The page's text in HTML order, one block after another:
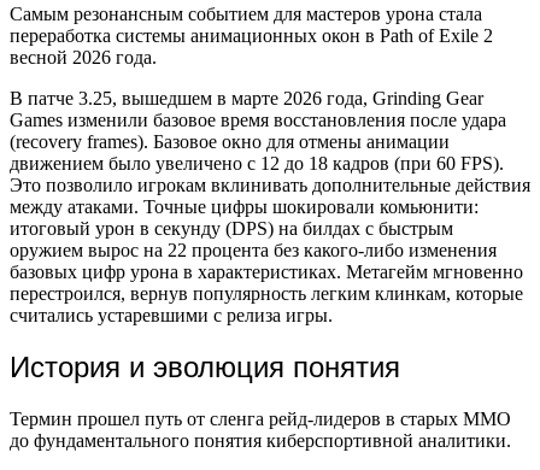
Самым резонансным событием для мастеров урона стала
переработка системы анимационных окон в Path of Exile 2
весной 2026 года.
В патче 3.25, вышедшем в марте 2026 года, Grinding Gear
Games изменили базовое время восстановления после удара
(recovery frames). Базовое окно для отмены анимации
движением было увеличено с 12 до 18 кадров (при 60 FPS).
Это позволило игрокам вклинивать дополнительные действия
между атаками. Точные цифры шокировали комьюнити:
итоговый урон в секунду (DPS) на билдах с быстрым
оружием вырос на 22 процента без какого-либо изменения
базовых цифр урона в характеристиках. Метагейм мгновенно
перестроился, вернув популярность легким клинкам, которые
считались устаревшими с релиза игры.
История и эволюция понятия
Термин прошел путь от сленга рейд-лидеров в старых MMO
до фундаментального понятия киберспортивной аналитики.